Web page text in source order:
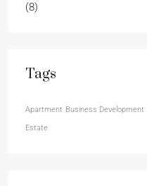
(8)
Tags
Apartment Business Development
Estate